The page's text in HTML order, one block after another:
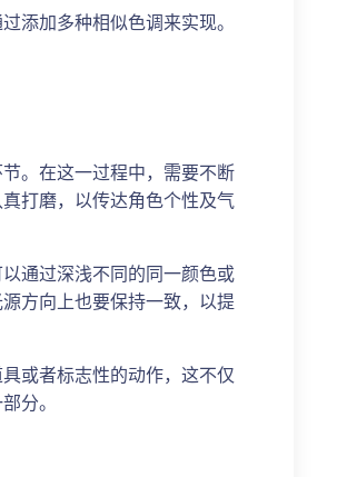
添加多种相似色调来实现。
。在这一过程中，需要不断
打磨，以传达角色个性及气
通过深浅不同的同一颜色或
方向上也要保持一致，以提
或者标志性的动作，这不仅
分。